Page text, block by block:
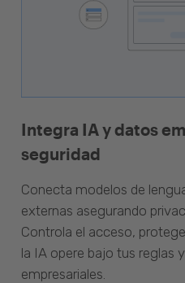
Integra IA y datos
seguridad
Conecta modelos de
externas asegurando
Controla el acceso,
la IA opere bajo tus reglas
empresariales.